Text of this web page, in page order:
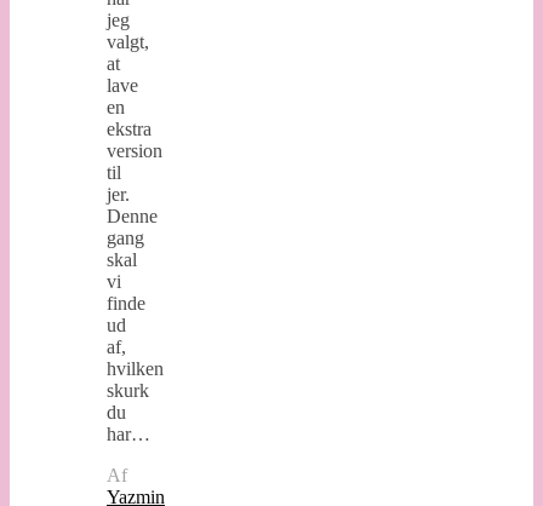
jeg
valgt,
at
lave
en
ekstra
version
til
jer.
Denne
gang
skal
vi
finde
ud
af,
hvilken
skurk
du
har…
Af
Yazmin